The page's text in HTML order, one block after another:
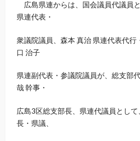
広島県連からは、国会議員代議員
県連代表・
衆議院議員、森本 真治 県連代表代行
口 治子
県連副代表・参議院議員が、総支部
哉 幹事・
広島3区総支部長、県連代議員として
長・県議、